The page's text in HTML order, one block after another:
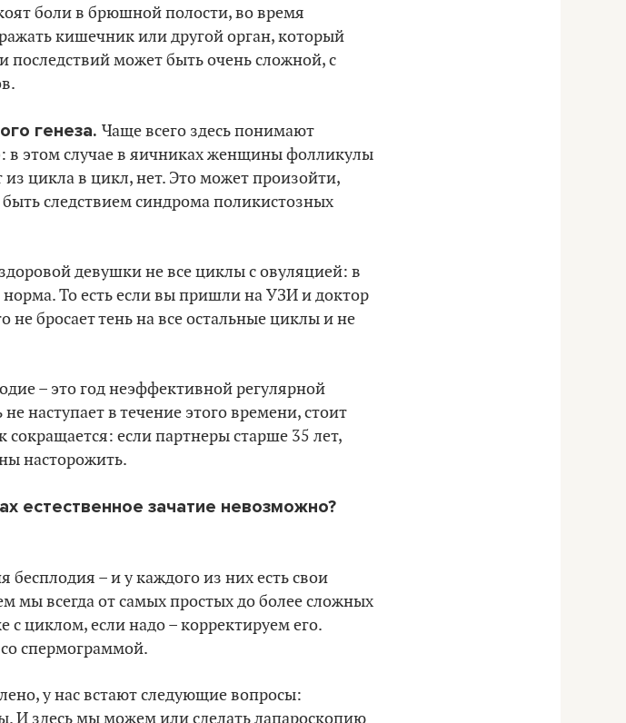
боли в брюшной полости, во время
кишечник или другой орган, который
последствий может быть очень сложной, с
генеза. Чаще всего здесь понимают
в этом случае в яичниках женщины фолликулы
из цикла в цикл, нет. Это может произойти,
следствием синдрома поликистозных
девушки не все циклы с овуляцией: в
То есть если вы пришли на УЗИ и доктор
не бросает тень на все остальные циклы и не
– это год неэффективной регулярной
наступает в течение этого времени, стоит
сокращается: если партнеры старше 35 лет,
насторожить.
естественное зачатие невозможно?
– и у каждого из них есть свои
мы всегда от самых простых до более сложных
с циклом, если надо – корректируем его.
спермограммой.
у нас встают следующие вопросы:
И здесь мы можем или сделать лапароскопию